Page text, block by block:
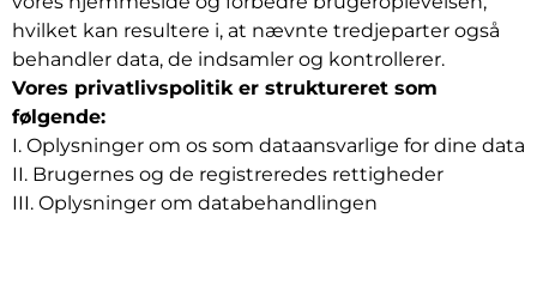
hvilket kan resultere i, at nævnte tredjeparter også
behandler data, de indsamler og kontrollerer.
Vores privatlivspolitik er struktureret som
følgende:
I. Oplysninger om os som dataansvarlige for dine data
II. Brugernes og de registreredes rettigheder
III. Oplysninger om databehandlingen